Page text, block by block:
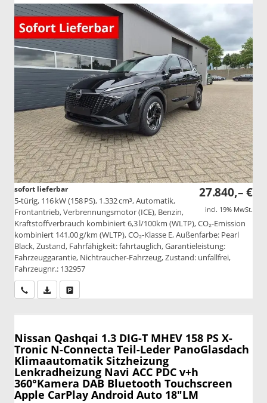
27.840,– €
incl. 19% MwSt.
sofort lieferbar
5-türig, 116 kW (158 PS), 1.332 cm³, Automatik,
Frontantrieb, Verbrennungsmotor (ICE), Benzin,
Kraftstoffverbrauch kombiniert 6,3 l/100km (WLTP), CO₂-Emission
kombiniert 141.00 g/km (WLTP), CO₂-Klasse E, Außenfarbe: Pearl
Black, Zustand, Fahrfähigkeit: fahrtauglich, Garantieleistung:
Fahrzeuggarantie, Nichtraucher-Fahrzeug, Zustand: unfallfrei,
Fahrzeugnr.: 132957
Wir rufen Sie anPDF-Datei, Fahrzeugexposé drucken
Nissan Qashqai 1.3 DIG-T MHEV 158 PS X-
Tronic N-Connecta Teil-Leder PanoGlasdach
Klimaautomatik Sitzheizung
Lenkradheizung Navi ACC PDC v+h
360°Kamera DAB Bluetooth Touchscreen
Apple CarPlay Android Auto 18"LM